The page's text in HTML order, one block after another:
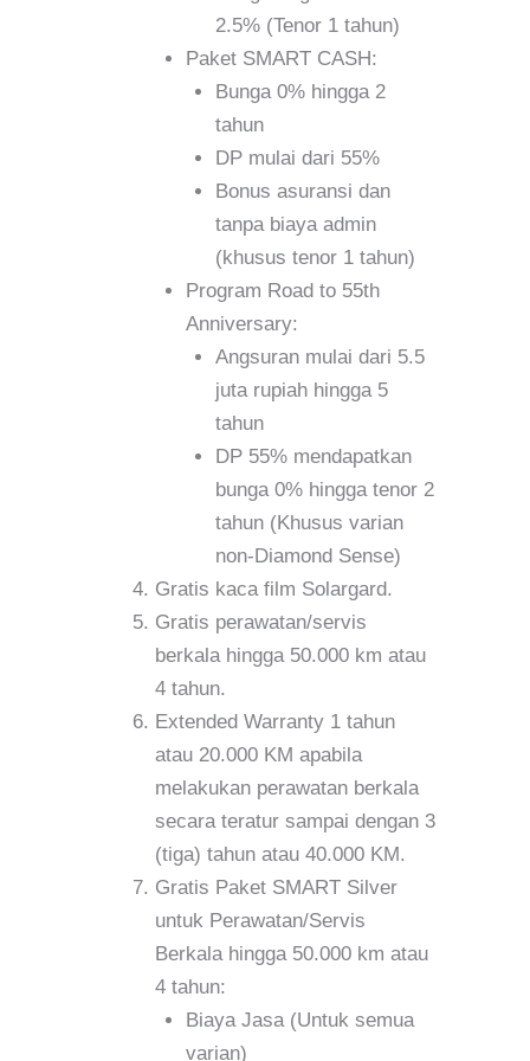
2.5% (Tenor 1 tahun)
Paket SMART CASH:
Bunga 0% hingga 2
tahun
DP mulai dari 55%
Bonus asuransi dan
tanpa biaya admin
(khusus tenor 1 tahun)
Program Road to 55th
Anniversary:
Angsuran mulai dari 5.5
juta rupiah hingga 5
tahun
DP 55% mendapatkan
bunga 0% hingga tenor 2
tahun (Khusus varian
non-Diamond Sense)
Gratis kaca film Solargard.
Gratis perawatan/servis
berkala hingga 50.000 km atau
4 tahun.
Extended Warranty 1 tahun
atau 20.000 KM apabila
melakukan perawatan berkala
secara teratur sampai dengan 3
(tiga) tahun atau 40.000 KM.
Gratis Paket SMART Silver
untuk Perawatan/Servis
Berkala hingga 50.000 km atau
4 tahun:
Biaya Jasa (Untuk semua
varian)